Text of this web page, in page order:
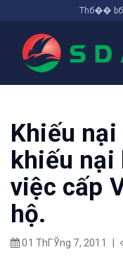
Thб��
Khiếu
khiếu
việc cấp
hộ.
01 ThГЎng 7, 2011